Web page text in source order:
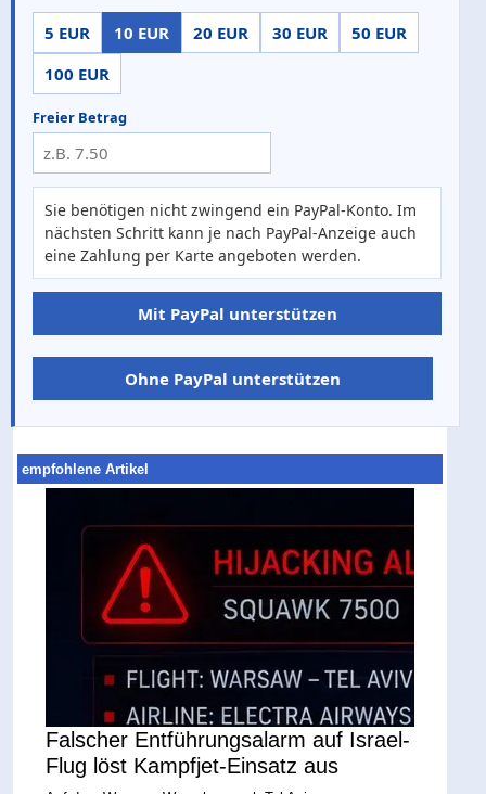
5 EUR 10 EUR 20 EUR 30 EUR
50 EUR
100 EUR
Freier Betrag
Sie benötigen nicht zwingend ein PayPal-Konto. Im
nächsten Schritt kann je nach PayPal-Anzeige auch
eine Zahlung per Karte angeboten werden.
Mit PayPal unterstützen
Ohne PayPal unterstützen
empfohlene Artikel
Falscher Entführungsalarm auf Israel-
Flug löst Kampfjet-Einsatz aus